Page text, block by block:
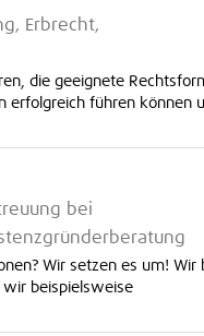
Erbrecht,
die geeignete
erfolgreich führen können
bei
Wir setzen es um! Wir
wir beispielsweise